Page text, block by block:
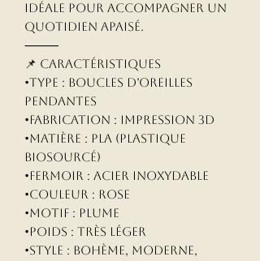
idéale pour accompagner un
quotidien apaisé.
⸻
📌 Caractéristiques
•Type : Boucles d’oreilles
pendantes
•Fabrication : Impression 3D
•Matière : PLA (plastique
biosourcé)
•Fermoir : Acier inoxydable
•Couleur : Rose
•Motif : Plume
•Poids : Très léger
•Style : Bohème, moderne,